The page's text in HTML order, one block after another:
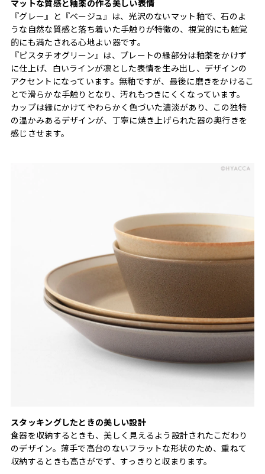
マットな質感と釉薬の作る美しい表情
『グレー』と『ベージュ』は、光沢のないマット釉で、石のよ
うな自然な質感と落ち着いた手触りが特徴の、視覚的にも触覚
的にも満たされる心地よい器です。
『ピスタチオグリーン』は、プレートの縁部分は釉薬をかけず
に仕上げ、白いラインが凛とした表情を生み出し、デザインの
アクセントになっています。無釉ですが、最後に磨きをかけるこ
とで滑らかな手触りとなり、汚れもつきにくくなっています。
カップは縁にかけてやわらかく色づいた濃淡があり、この独特
の温かみあるデザインが、丁寧に焼き上げられた器の奥行きを
感じさせます。
スタッキングしたときの美しい設計
食器を収納するときも、美しく見えるよう設計されたこだわり
のデザイン。薄手で高台のないフラットな形状のため、重ねて
収納するときも高さがでず、すっきりと収まります。